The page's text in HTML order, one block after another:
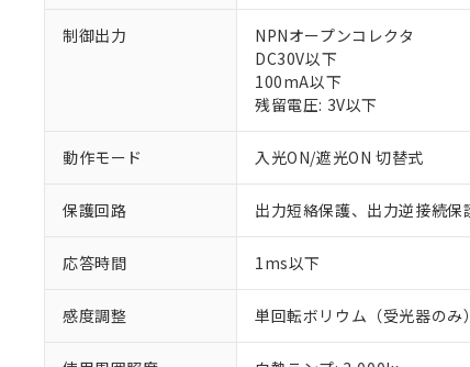
制御出力
NPNオープンコレクタ
DC30V以下
100mA以下
残留電圧: 3V以下
動作モード 入光ON/遮光ON 切替式
保護回路 出力短絡保護、出力逆接続
応答時間 1ms以下
感度調整 単回転ボリウム（受光器のみ）
ご利用条
※1 対応状況
非該当品：ライ
仕入先様の事
※1 中国